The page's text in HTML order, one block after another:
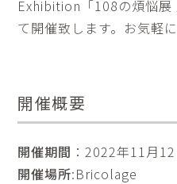
Exhibition「108の煩悩
て開催致します。お気軽
開催概要
開催期間 ：2022年11月
開催場所:Bricolage